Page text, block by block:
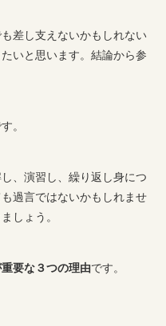
も差し支えないかもしれない
いと思います。結論から参
。
、演習し、繰り返し身につ
過言ではないかもしれませ
しょう。
要な３つの理由です。